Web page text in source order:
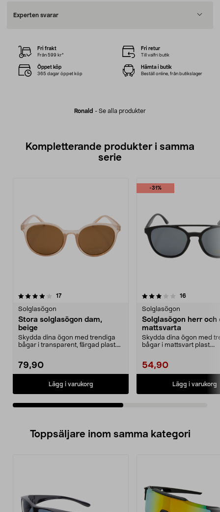
Experten svarar
Ronald - Se alla produkter
Fri frakt
Från 599 kr*
Fri retur
Till valfri butik
Öppet köp
365 dagar öppet köp
Hämta i butik
Beställ online, från butikslager
Kompletterande produkter i samma
serie
17recensioner
Solglasögon
Stora solglasögon dam,
beige
Skydda dina ögon med trendiga
bågar i transparent, färgad plast.
79,90
Lägg i varukorg
-31%
3.5av 5 stjärnor 16recensioner
Solglasögon
Solglasögon herr och
mattsvarta
Skydda dina ögon med
bågar i mattsvart plast.
54,90
Lägg i varukorg
4.5av 5 stjärnor
Toppsäljare inom samma kategori